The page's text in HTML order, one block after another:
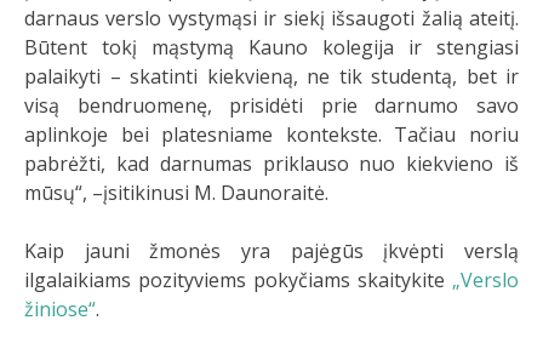
darnaus verslo vystymąsi ir siekį išsaugoti žalią ateitį.
Būtent tokį mąstymą Kauno kolegija ir stengiasi
palaikyti – skatinti kiekvieną, ne tik studentą, bet ir
visą bendruomenę, prisidėti prie darnumo savo
aplinkoje bei platesniame kontekste. Tačiau noriu
pabrėžti, kad darnumas priklauso nuo kiekvieno iš
mūsų“, –įsitikinusi M. Daunoraitė.
Kaip jauni žmonės yra pajėgūs įkvėpti verslą
ilgalaikiams pozityviems pokyčiams skaitykite „Verslo
žiniose“.